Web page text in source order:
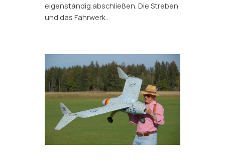
eigenständig abschließen. Die Streben
und das Fahrwerk…